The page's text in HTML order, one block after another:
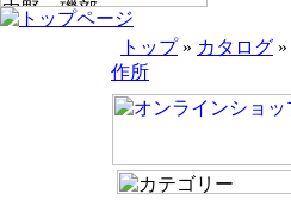
トップ» カタログ »
作所